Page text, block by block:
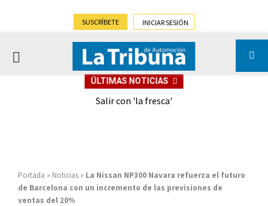
SUSCRÍBETE INICIAR SESIÓN
PRIMARY
ÚLTIMAS NOTICIAS
Salir con 'la fresca'
Portada » Noticias » La Nissan NP300 Navara refuerza el futuro
de Barcelona con un incremento de las previsiones de
ventas del 20%